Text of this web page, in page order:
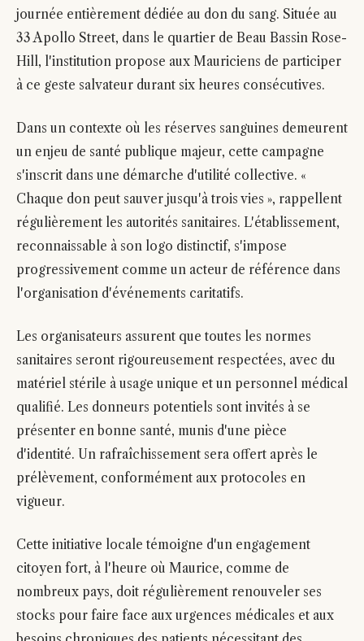
journée entièrement dédiée au don du sang. Située au
33 Apollo Street, dans le quartier de Beau Bassin Rose-
Hill, l'institution propose aux Mauriciens de participer
à ce geste salvateur durant six heures consécutives.
Dans un contexte où les réserves sanguines demeurent
un enjeu de santé publique majeur, cette campagne
s'inscrit dans une démarche d'utilité collective. «
Chaque don peut sauver jusqu'à trois vies », rappellent
régulièrement les autorités sanitaires. L'établissement,
reconnaissable à son logo distinctif, s'impose
progressivement comme un acteur de référence dans
l'organisation d'événements caritatifs.
Les organisateurs assurent que toutes les normes
sanitaires seront rigoureusement respectées, avec du
matériel stérile à usage unique et un personnel médical
qualifié. Les donneurs potentiels sont invités à se
présenter en bonne santé, munis d'une pièce
d'identité. Un rafraîchissement sera offert après le
prélèvement, conformément aux protocoles en
vigueur.
Cette initiative locale témoigne d'un engagement
citoyen fort, à l'heure où Maurice, comme de
nombreux pays, doit régulièrement renouveler ses
stocks pour faire face aux urgences médicales et aux